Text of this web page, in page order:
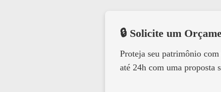
🔒 Solicite um
Proteja seu patrimônio com
até 24h com uma proposta